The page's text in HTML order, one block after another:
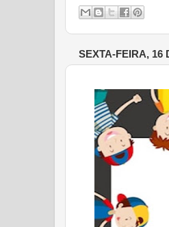
SEXTA-FEIRA, 16